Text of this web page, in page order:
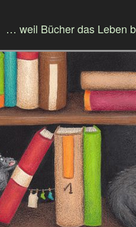
… weil Bücher das Leben